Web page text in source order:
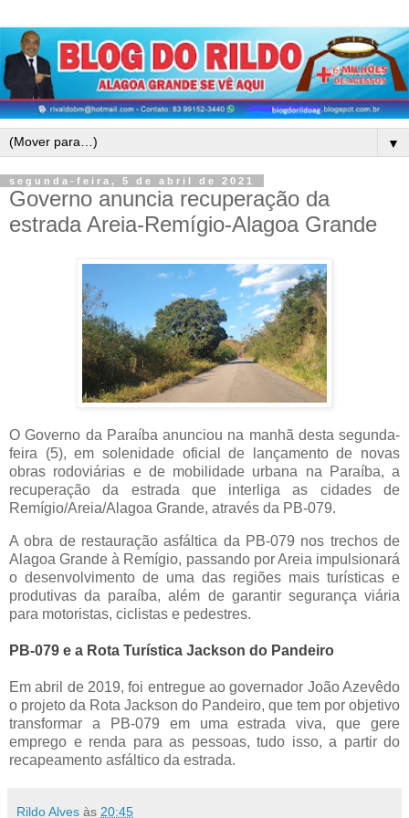
▼
segunda-feira, 5 de abril de 2021
Governo anuncia recuperação da
estrada Areia-Remígio-Alagoa Grande
O Governo da Paraíba anunciou na manhã desta segunda-
feira (5), em solenidade oficial de lançamento de novas
obras rodoviárias e de mobilidade urbana na Paraíba, a
recuperação da estrada que interliga as cidades de
Remígio/Areia/Alagoa Grande, através da PB-079.
A obra de restauração asfáltica da PB-079 nos trechos de
Alagoa Grande à Remígio, passando por Areia impulsionará
o desenvolvimento de uma das regiões mais turísticas e
produtivas da paraíba, além de garantir segurança viária
para motoristas, ciclistas e pedestres.
PB-079 e a Rota Turística Jackson do Pandeiro
Em abril de 2019, foi entregue ao governador João Azevêdo
o projeto da Rota Jackson do Pandeiro, que tem por objetivo
transformar a PB-079 em uma estrada viva, que gere
emprego e renda para as pessoas, tudo isso, a partir do
recapeamento asfáltico da estrada.
Rildo Alves às 20:45